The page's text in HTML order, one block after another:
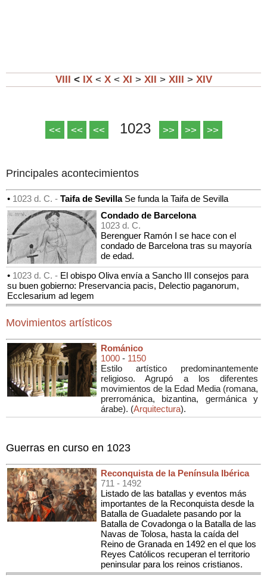
VIII < IX < X < XI > XII > XIII > XIV
<< << << 1023 >> >> >>
Principales acontecimientos
• 1023 d. C. - Taifa de SevillaSe funda la Taifa de Sevilla
Condado de Barcelona
1023 d. C.
Berenguer Ramón I se hace con el
condado de Barcelona tras su mayoría
de edad.
• 1023 d. C. - El obispo Oliva envía a Sancho III consejos para
su buen gobierno: Preservancia pacis, Delectio paganorum,
Ecclesarium ad legem
Movimientos artísticos
Románico
1000 - 1150
Estilo artístico predominantemente
religioso. Agrupó a los diferentes
movimientos de la Edad Media (romana,
prerrománica, bizantina, germánica y
árabe). (Arquitectura).
Guerras en curso en 1023
Reconquista de la Península Ibérica
711 - 1492
Listado de las batallas y eventos más
importantes de la Reconquista desde la
Batalla de Guadalete pasando por la
Batalla de Covadonga o la Batalla de las
Navas de Tolosa, hasta la caída del
Reino de Granada en 1492 en el que los
Reyes Católicos recuperan el territorio
peninsular para los reinos cristianos.